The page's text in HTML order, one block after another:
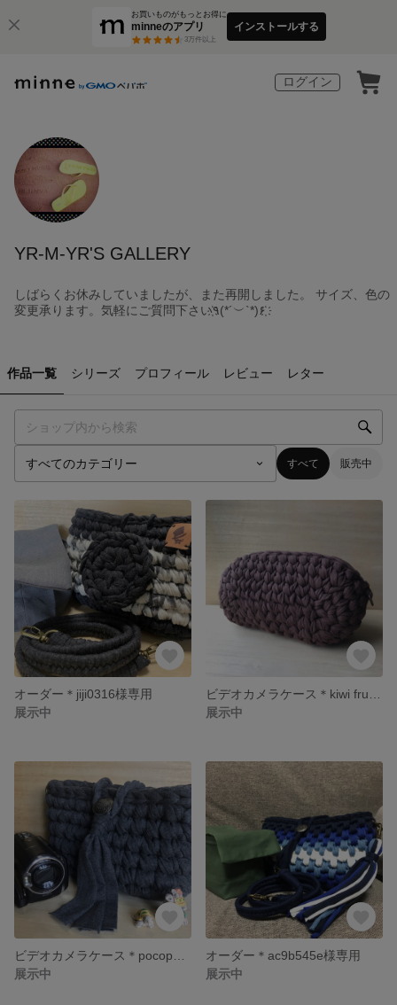
お買いものがもっとお得に
minneのアプリ
3万件以上
インストールする
ログイン
YR-M-YR'S GALLERY
しばらくお休みしていましたが、また再開しました。 サイズ、色の
変更承ります。気軽にご質問下さい҉٩(*´︶`*)۶҉
作品一覧 シリーズ プロフィール レビュー レター
すべて 販売中
オーダー＊jiji0316様専用
展示中
展示中
展示中
オーダー＊ac9b545e様専用
展示中